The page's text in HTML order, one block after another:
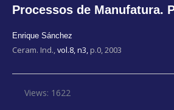
Processos de Manufatura.
Enrique Sánchez
Ceram. Ind.,vol.8, n3, p.0, 2003
Views: 1622